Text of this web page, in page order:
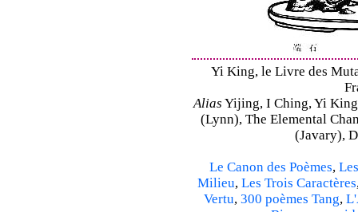
Yi King, le Livre des
Alias Yijing, I Ching, Yi
(Lynn), The Elemental
(Javary),
Le Canon des Poèmes,
Milieu, Les Trois Caractères
Vertu, 300 poèmes Tang,